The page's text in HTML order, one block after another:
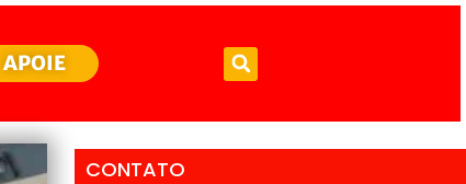
APOIE
CONTATO